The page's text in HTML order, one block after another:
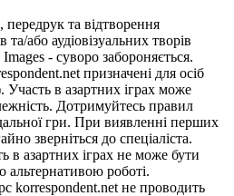
та відтворення
та/або аудіовізуальних творів
- суворо забороняється.
призначені для осіб
в азартних іграх може
Дотримуйтесь правил
гри. При виявленні перших
зверніться до спеціаліста.
в азартних іграх не може бути
альтернативою роботі.
korrespondent.net не проводить